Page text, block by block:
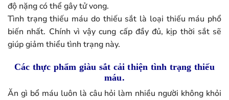
độ nặng có thể gây tử vong.
Tình trạng thiếu máu do thiếu sắt là loại thiếu máu phổ
biến nhất. Chính vì vậy cung cấp đầy đủ, kịp thời sắt sẽ
giúp giảm thiểu tình trạng này.
Các thực phẩm giàu sắt cải thiện tình trạng thiếu
máu.
Ăn gì bổ máu luôn là câu hỏi làm nhiều người không khỏi